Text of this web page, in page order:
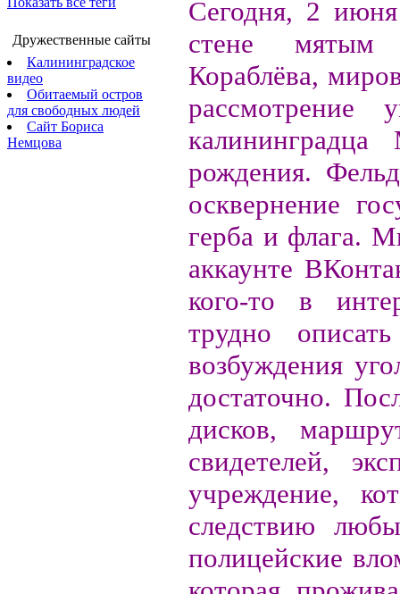
Дружественные сайты
Калининградское
видео
Обитаемый остров
для свободных людей
Сайт Бориса
Немцова
Сегодня, 2
стене мятым
Кораблёва,
рассмотрение
рождения.
осквернение
герба и флага.
аккаунте
кого-то в
трудно
возбуждения
достаточно.
дисков,
свидетелей,
учреждение,
следствию
полицейские